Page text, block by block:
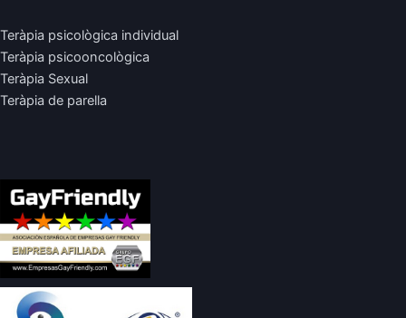
Teràpia psicològica individual
Teràpia psicooncològica
Teràpia Sexual
Teràpia de parella